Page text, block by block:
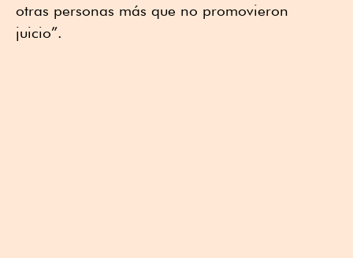
otras personas más que no promovieron
juicio”.